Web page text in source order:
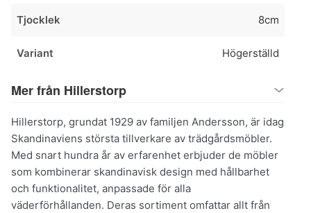
Tjocklek 8cm
Variant Högerställd
Mer från Hillerstorp
Hillerstorp, grundat 1929 av familjen Andersson, är idag
Skandinaviens största tillverkare av trädgårdsmöbler.
Med snart hundra år av erfarenhet erbjuder de möbler
som kombinerar skandinavisk design med hållbarhet
och funktionalitet, anpassade för alla
väderförhållanden. Deras sortiment omfattar allt från